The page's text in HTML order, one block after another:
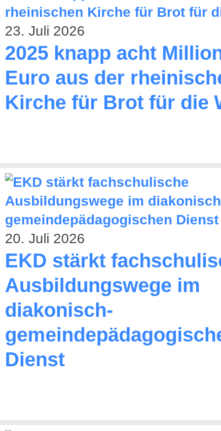
23. Juli 2026
2025 knapp acht
Euro aus der
Kirche für Brot für die
20. Juli 2026
EKD stärkt
Ausbildungswege im
diakonisch-
Dienst